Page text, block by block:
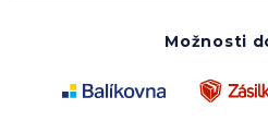
Možnosti